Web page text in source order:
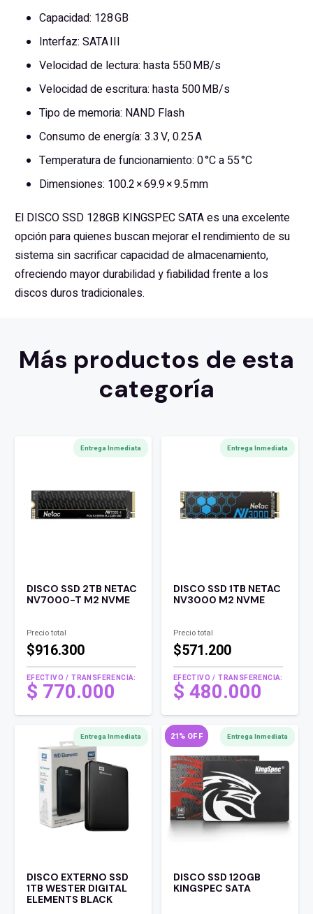
Capacidad: 128 GB
Interfaz: SATA III
Velocidad de lectura: hasta 550 MB/s
Velocidad de escritura: hasta 500 MB/s
Tipo de memoria: NAND Flash
Consumo de energía: 3.3 V, 0.25 A
Temperatura de funcionamiento: 0 °C a 55 °C
Dimensiones: 100.2 × 69.9 × 9.5 mm
El DISCO SSD 128GB KINGSPEC SATA es una excelente
opción para quienes buscan mejorar el rendimiento de su
sistema sin sacrificar capacidad de almacenamiento,
ofreciendo mayor durabilidad y fiabilidad frente a los
discos duros tradicionales.
Más productos de esta
categoría
Entrega Inmediata
DISCO SSD 2TB NETAC
NV7000-T M2 NVME
Precio total
$916.300
EFECTIVO / TRANSFERENCIA:
$ 770.000
Entrega Inmediata
DISCO SSD 1TB NETAC
NV3000 M2 NVME
Precio total
$571.200
EFECTIVO / TRANSFERENCIA:
$480.000
Entrega Inmediata
DISCO EXTERNO SSD
1TB WESTER DIGITAL
ELEMENTS BLACK
21% OFF Entrega Inmediata
DISCO SSD 120GB
KINGSPEC SATA